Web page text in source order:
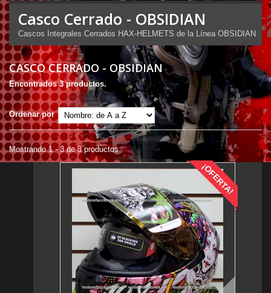
Casco Cerrado - OBSIDIAN
Cascos Integrales Cerrados HAX-HELMETS de la Línea OBSIDIAN
CASCO CERRADO - OBSIDIAN
Encontrados 3 productos.
Ordenar por
Mostrando 1 - 3 de 3 productos
¡OFERTA!